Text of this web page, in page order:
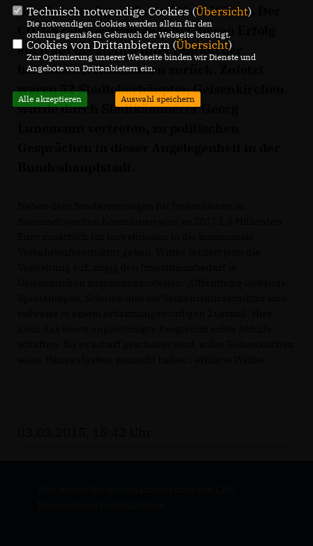
Bundestagsabgeordnete Oliver Wittke. Der
CDU-Kreisvorsitzende führt diesen Erfolg
auch auf die stetige Intervention der
betroffenen Kommunen zurück. Zuletzt
waren 52 Stadtoberhäupter, Gelsenkirchen
wurde durch Stadtkämmerer Georg
Technisch notwendige Cookies (Übersicht)
Die notwendigen Cookies werden allein für den
ordnungsgemäßen Gebrauch der Webseite benötigt.
Cookies von Drittanbietern (Übersicht)
Zur Optimierung unserer Webseite binden wir Dienste und
Angebote von Drittanbietern ein.
Alle akzeptieren Auswahl speichern